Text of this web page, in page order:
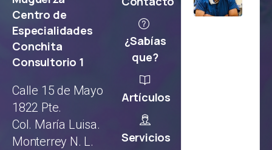
Centro de
Especialidades
Conchita
Consultorio 1
Calle 15 de Mayo
1822 Pte.
Col. María Luisa.
Monterrey N. L.
¿Sabías
que?
Artículos
Servicios